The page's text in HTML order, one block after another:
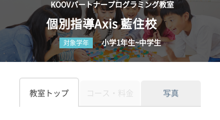
KOOVパートナープログラミング教室
個別指導Axis 藍住校
対象学年 小学1年生~中学生
教室トップ コース・料金 写真